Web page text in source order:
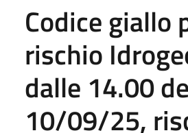
Codice giallo
rischio
dalle 14.00
10/09/25,